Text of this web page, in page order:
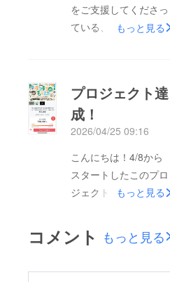
をご支援してくださっ
ている、検討されてい
修の為使うことが出来
なくなりました(もっ
てない...)なのでリター
ン期間5月中となって
おりますが6月中に変
更とし現状6/10,17,24
り申し訳ありませんが
常時受け付けておりま
もっと見る
プロジェクト達
成！
2026/04/25 09:16
こんにちは！4/8から
スタートしたこのプロ
ジェクトですが、昨日
達成致しました。ご支
援くださったみなさま
もっと見る
コメント もっと見る